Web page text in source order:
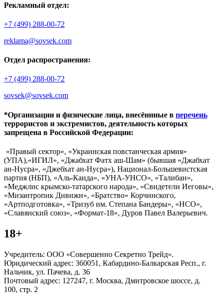
Рекламный отдел:
+7 (499) 288-00-72
reklama@sovsek.com
Отдел распространения:
+7 (499) 288-00-72
sovsek@sovsek.com
*Организации и физические лица, внесённные в перечень
террористов и экстремистов, деятельность которых
запрещена в Российской Федерации:
«Правый сектор», «Украинская повстанческая армия»
(УПА),«ИГИЛ», «Джабхат Фатх аш-Шам» (бывшая «Джабхат
ан-Нусра», «Джебхат ан-Нусра»), Национал-Большевистская
партия (НБП), «Аль-Каида», «УНА-УНСО», «Талибан»,
«Меджлис крымско-татарского народа», «Свидетели Иеговы»,
«Мизантропик Дивижн», «Братство» Корчинского,
«Артподготовка», «Тризуб им. Степана Бандеры», «НСО»,
«Славянский союз», «Формат-18», Дуров Павел Валерьевич.
18+
Учредитель: ООО «Совершенно Секретно Трейд».
Юридический адрес: 360051, Кабардино-Балкарская Респ., г.
Нальчик, ул. Пачева, д. 36
Почтовый адрес: 127247, г. Москва, Дмитровское шоссе, д.
100, стр. 2